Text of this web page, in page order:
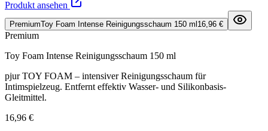
Produkt ansehen
PremiumToy Foam Intense Reinigungsschaum 150 ml 16,96 €
Premium
Toy Foam Intense Reinigungsschaum 150 ml
pjur TOY FOAM – intensiver Reinigungsschaum für
Intimspielzeug. Entfernt effektiv Wasser- und Silikonbasis-
Gleitmittel.
16,96 €